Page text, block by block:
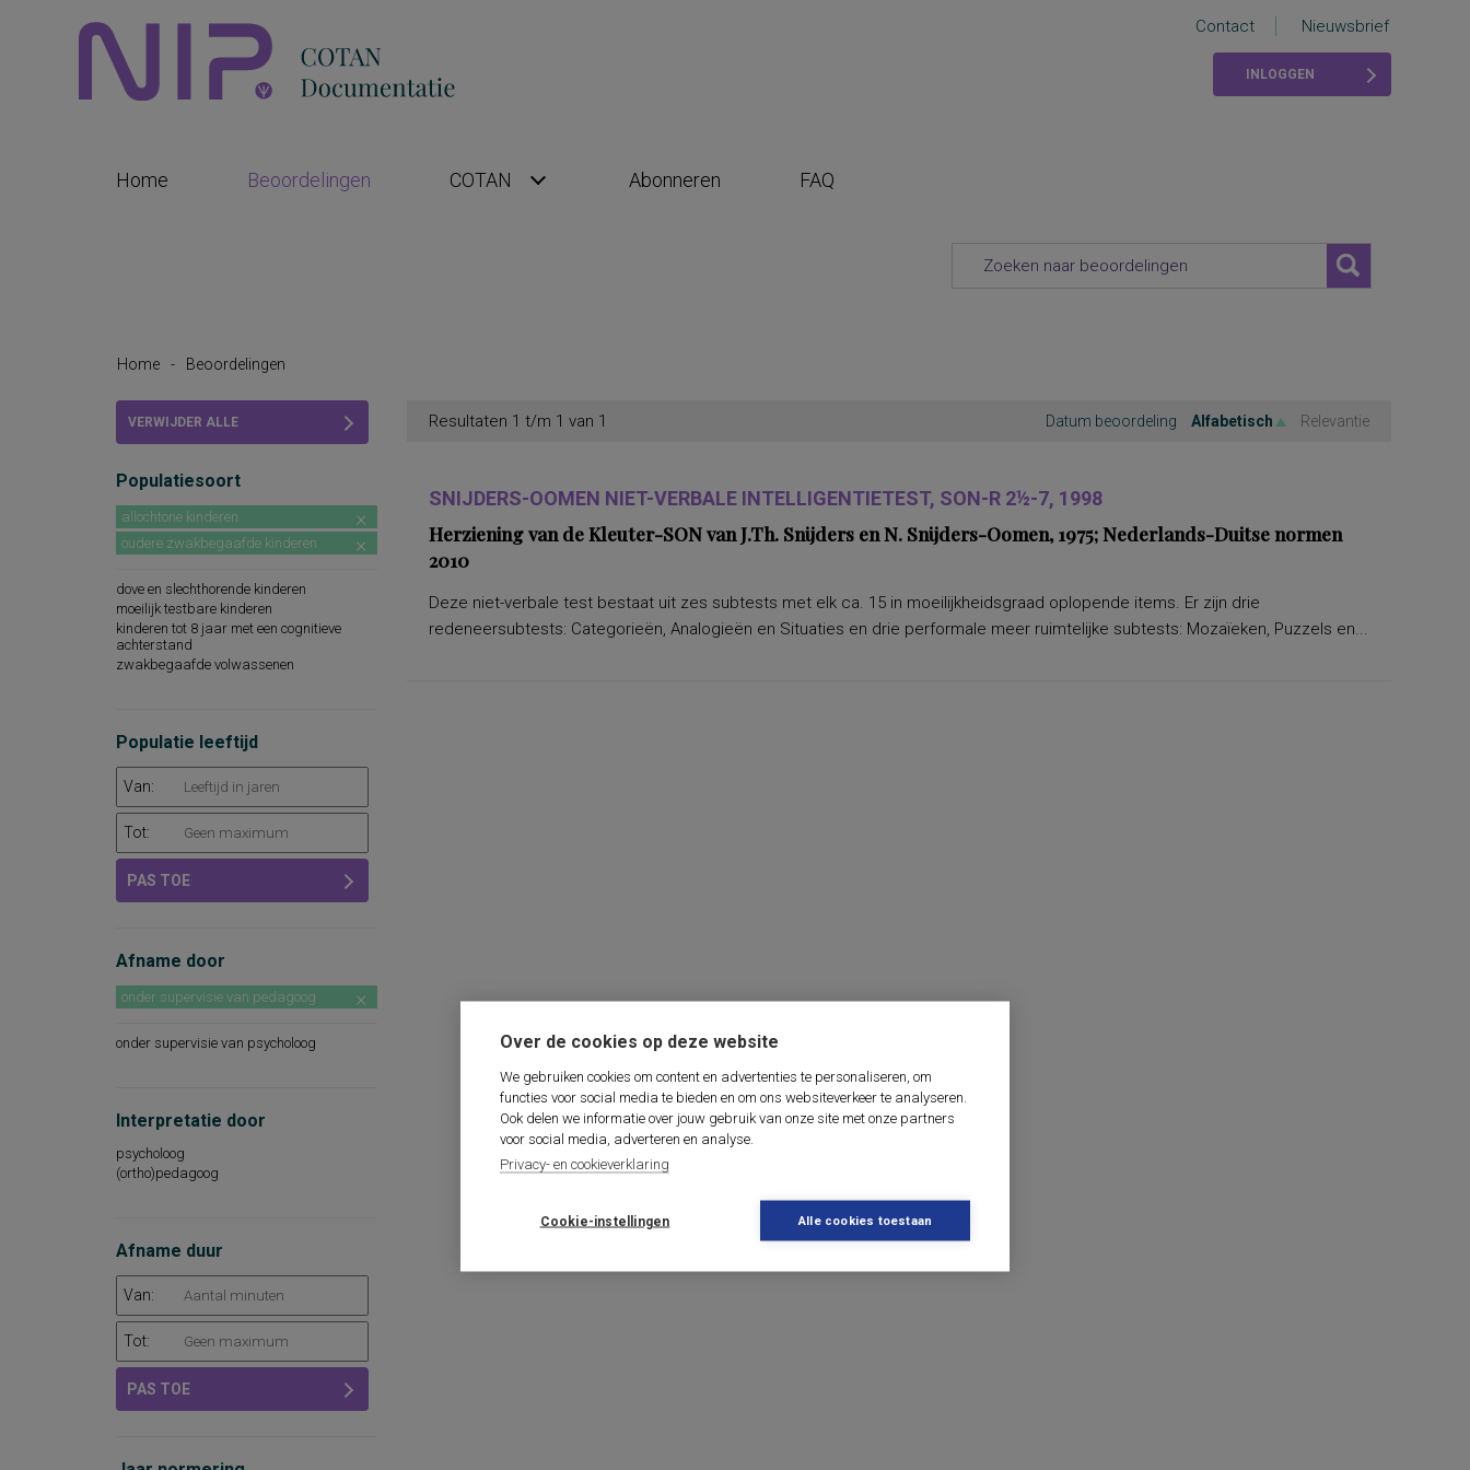
Over de cookies op deze website
We gebruiken cookies om content en advertenties te personaliseren, om
functies voor social media te bieden en om ons websiteverkeer te analyseren.
Ook delen we informatie over jouw gebruik van onze site met onze partners
voor social media, adverteren en analyse.
Privacy- en cookieverklaring
Cookie-instellingen Alle cookies toestaan
Contact Nieuwsbrief
INLOGGEN
Home Beoordelingen COTAN Abonneren FAQ
Home - Beoordelingen
VERWIJDER ALLE
Populatiesoort
allochtone kinderen
oudere zwakbegaafde kinderen
dove en slechthorende kinderen
moeilijk testbare kinderen
kinderen tot 8 jaar met een cognitieve
achterstand
zwakbegaafde volwassenen
Populatie leeftijd
Van:
Tot:
PAS TOE
Afname door
onder supervisie van pedagoog
onder supervisie van psycholoog
Interpretatie door
psycholoog
(ortho)pedagoog
Afname duur
Van:
Tot:
PAS TOE
Resultaten 1 t/m 1 van 1 Datum beoordeling Alfabetisch Relevantie
SNIJDERS-OOMEN NIET-VERBALE INTELLIGENTIETEST, SON-R 2½-7, 1998
Herziening van de Kleuter-SON van J.Th. Snijders en N. Snijders-Oomen, 1975; Nederlands-Duitse normen
2010
Deze niet-verbale test bestaat uit zes subtests met elk ca. 15 in moeilijkheidsgraad oplopende items. Er zijn drie
redeneersubtests: Categorieën, Analogieën en Situaties en drie performale meer ruimtelijke subtests: Mozaïeken, Puzzels en...